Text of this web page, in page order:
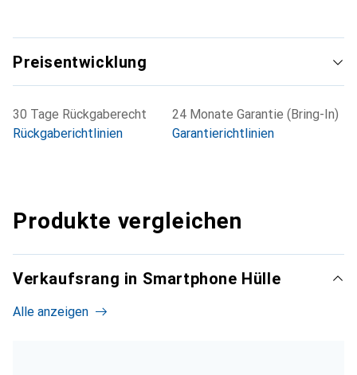
Preisentwicklung
30 Tage Rückgaberecht
Rückgaberichtlinien
24 Monate Garantie (Bring-In)
Garantierichtlinien
Produkte vergleichen
Verkaufsrang in Smartphone Hülle
Alle anzeigen